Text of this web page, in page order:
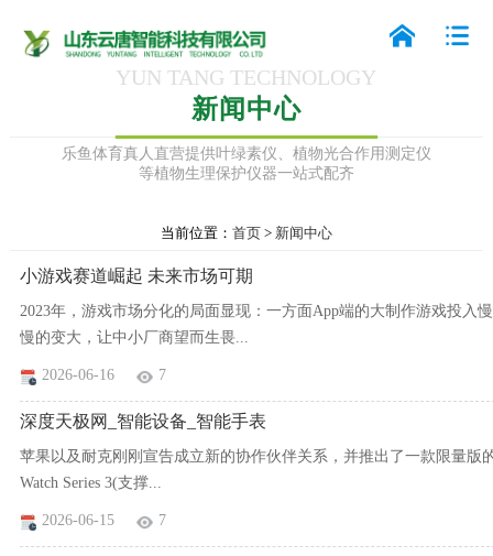
YUN TANG TECHNOLOGY
新闻中心
乐鱼体育真人直营提供叶绿素仪、植物光合作用测定仪
等植物生理保护仪器一站式配齐
当前位置： 首页> 新闻中心
小游戏赛道崛起 未来市场可期
2023年，游戏市场分化的局面显现：一方面App端的大制作游戏投入慢
慢的变大，让中小厂商望而生畏...
2026-06-16 7
深度天极网_智能设备_智能手表
苹果以及耐克刚刚宣告成立新的协作伙伴关系，并推出了一款限量版
Watch Series 3(支撑...
2026-06-15 7